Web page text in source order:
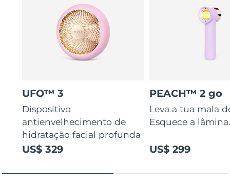
UFO™ 3
Dispositivo
antienvelhecimento de
hidratação facial profunda
US$ 329
PEACH™ 2 go
Leva a tua mala
Esquece a
US$ 299